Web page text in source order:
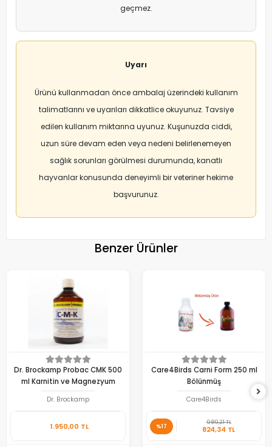
geçmez.
Uyarı
Ürünü kullanmadan önce ambalaj üzerindeki kullanım
talimatlarını ve uyarıları dikkatlice okuyunuz. Tavsiye
edilen kullanım miktarına uyunuz. Kuşunuzda ciddi,
uzun süre devam eden veya nedeni belirlenemeyen
sağlık sorunları görülmesi durumunda, kanatlı
hayvanlar konusunda deneyimli bir veteriner hekime
başvurunuz.
Benzer Ürünler
Dr. Brockamp Probac CMK 500
ml Karnitin ve Magnezyum
Dr. Brockamp
1.950,00 TL
Care4Birds Carni Form 250 ml
Bölünmüş
Care4Birds
%17
989,21 TL
824,34 TL